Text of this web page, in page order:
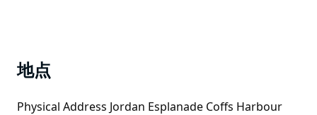
地点
Physical Address Jordan Esplanade Coffs Harbour